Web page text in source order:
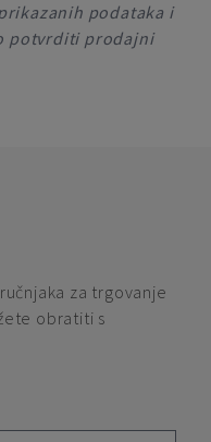
podataka i
potvrditi prodajni
za trgovanje
obratiti s